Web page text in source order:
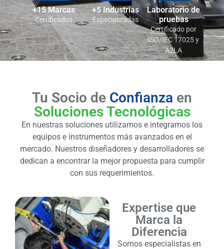
+15 Marcas
Certificados
+5 Industrias
Especializadas
Laboratorio de
pruebas
Certificado por
ISO/IEC 17025 y
A2LA
Tu Socio de Confianza en
Soluciones Tecnológicas
En nuestras soluciones utilizamos e integramos los
equipos e instrumentos más avanzados en el
mercado. Nuestros diseñadores y desarrolladores se
dedican a encontrar la mejor propuesta para cumplir
con sus requerimientos.
Expertise que
Marca la
Diferencia
Somos especialistas en